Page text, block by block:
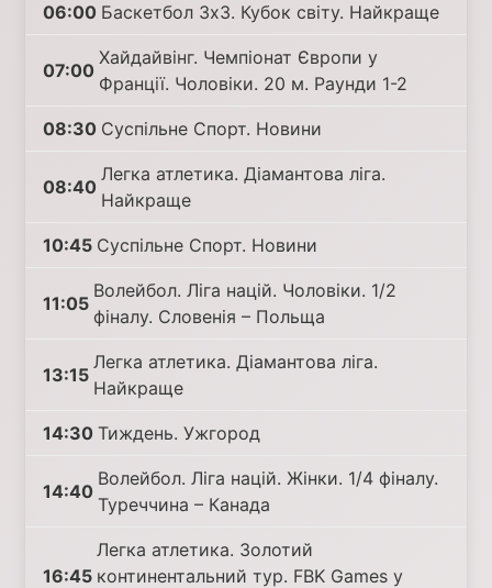
06:00 Баскетбол 3х3. Кубок світу. Найкраще
07:00
Хайдайвінг. Чемпіонат Європи у
Франції. Чоловіки. 20 м. Раунди 1-2
08:30 Суспільне Спорт. Новини
08:40
Легка атлетика. Діамантова ліга.
Найкраще
10:45 Суспільне Спорт. Новини
11:05
Волейбол. Ліга націй. Чоловіки. 1/2
фіналу. Словенія – Польща
13:15
Легка атлетика. Діамантова ліга.
Найкраще
14:30 Тиждень. Ужгород
14:40
Волейбол. Ліга націй. Жінки. 1/4 фіналу.
Туреччина – Канада
16:45
Легка атлетика. Золотий
континентальний тур. FBK Games у